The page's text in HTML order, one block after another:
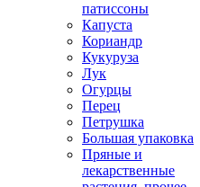
патиссоны
Капуста
Кориандр
Кукуруза
Лук
Огурцы
Перец
Петрушка
Большая упаковка
Пряные и
лекарственные